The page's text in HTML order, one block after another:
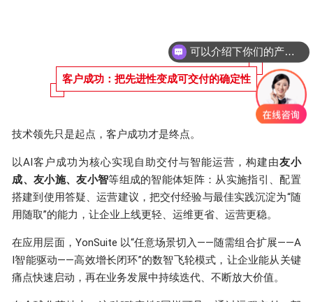
客户成功：把先进性变成可交付的确定性
技术领先只是起点，客户成功才是终点。
以AI客户成功为核心实现自助交付与智能运营，构建由友小
成、友小施、友小智等组成的智能体矩阵：从实施指引、配置
搭建到使用答疑、运营建议，把交付经验与最佳实践沉淀为“随
用随取”的能力，让企业上线更轻、运维更省、运营更稳。
在应用层面，YonSuite 以“任意场景切入——随需组合扩展——A
I智能驱动——高效增长闭环”的数智飞轮模式，让企业能从关键
痛点快速启动，再在业务发展中持续迭代、不断放大价值。
可以介绍下你们的产品么？